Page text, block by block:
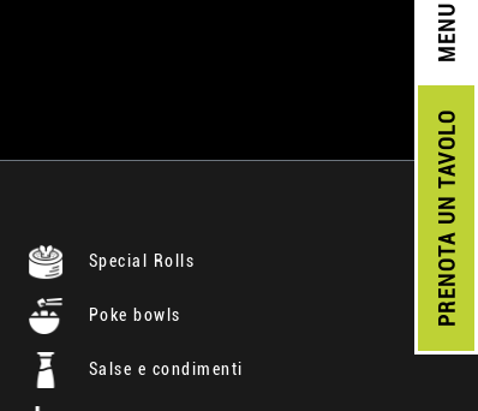
PRENOTA
UN TAVOLO
MENU
Special Rolls
Poke bowls
Salse e condimenti